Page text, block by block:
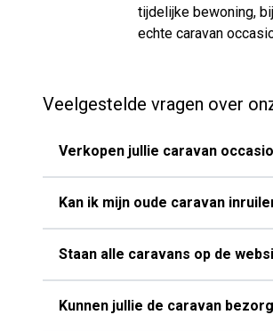
tijdelijke bewoning,
echte caravan
Veelgestelde vragen over
Verkopen jullie caravan
Kan ik mijn oude caravan
Staan alle caravans op de
Kunnen jullie de caravan